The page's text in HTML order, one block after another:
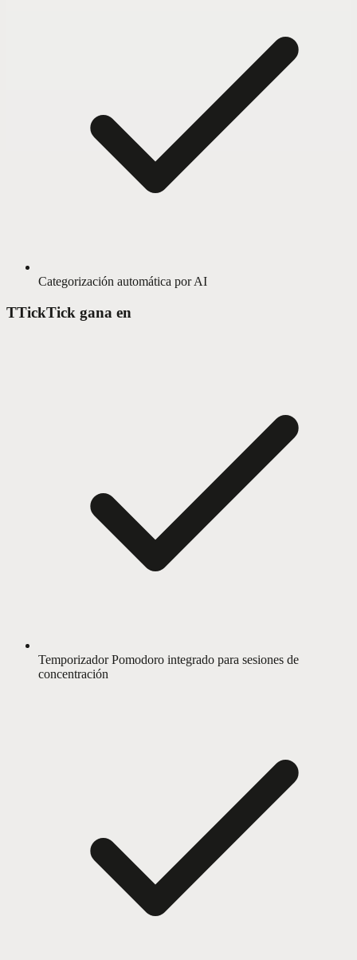
Categorización automática por AI
TTickTick gana en
Temporizador Pomodoro integrado para sesiones de
concentración